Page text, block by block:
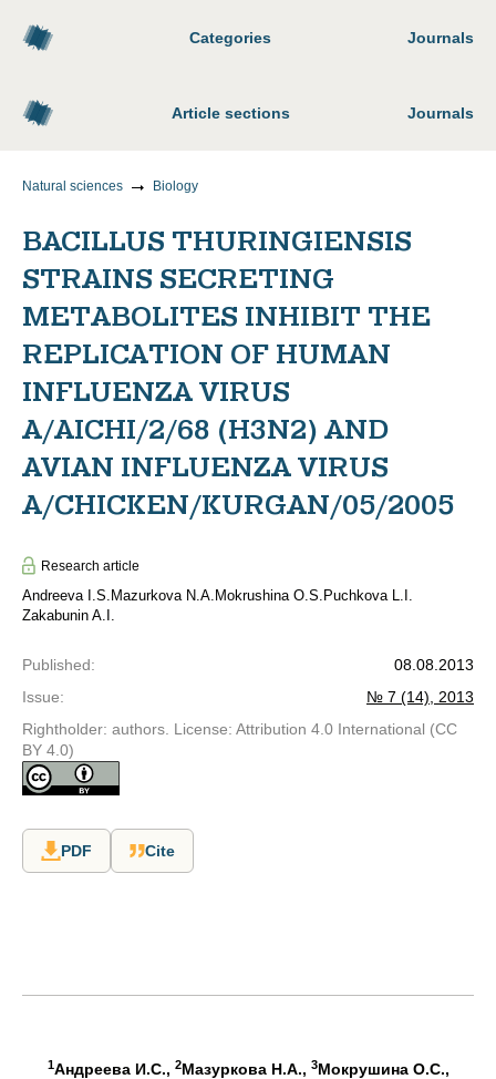
Categories Journals
Article sections Journals
Natural sciences Biology
BACILLUS THURINGIENSIS
STRAINS SECRETING
METABOLITES INHIBIT THE
REPLICATION OF HUMAN
INFLUENZA VIRUS
A/AICHI/2/68 (H3N2) AND
AVIAN INFLUENZA VIRUS
A/CHICKEN/KURGAN/05/2005
Research article
Andreeva I.S. Mazurkova N.A. Mokrushina O.S. Puchkova L.I.
Zakabunin A.I.
Published:
08.08.2013
Issue:
№ 7 (14), 2013
Rightholder: authors. License: Attribution 4.0 International (CC
BY 4.0)
PDF Cite
1Андреева И.С., 2Мазуркова Н.А., 3Мокрушина О.С.,